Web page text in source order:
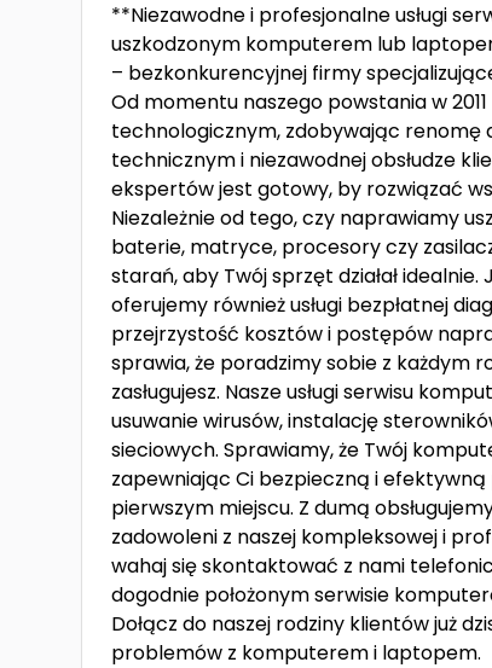
**Niezawodne i profesjonalne usługi
uszkodzonym komputerem lub
– bezkonkurencyjnej firmy
Od momentu naszego powstania w
technologicznym, zdobywając renomę
technicznym i niezawodnej obsłudze
ekspertów jest gotowy, by rozwiązać
Niezależnie od tego, czy naprawiamy
baterie, matryce, procesory czy
starań, aby Twój sprzęt działał
oferujemy również usługi bezpłatnej
przejrzystość kosztów i postępów
sprawia, że poradzimy sobie z każdym
zasługujesz. Nasze usługi serwisu
usuwanie wirusów, instalację
sieciowych. Sprawiamy, że Twój
zapewniając Ci bezpieczną i
pierwszym miejscu. Z dumą
zadowoleni z naszej kompleksowej i
wahaj się skontaktować z nami
dogodnie położonym serwisie
Dołącz do naszej rodziny klientów już
problemów z komputerem i laptopem.